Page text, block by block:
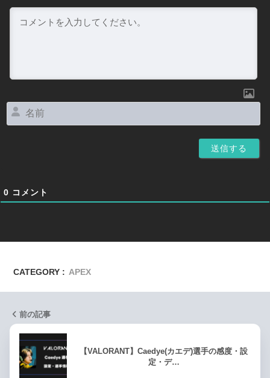
0 コメント
CATEGORY : APEX
前の記事
【VALORANT】Caedye(カエデ)選手の感度・設
定・デ…